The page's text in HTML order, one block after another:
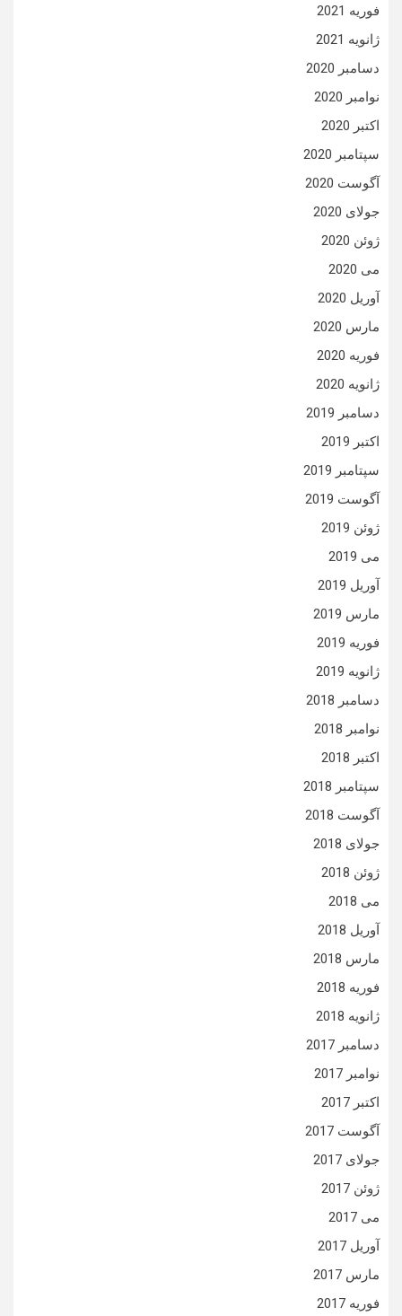
فوریه 2021
ژانویه 2021
دسامبر 2020
نوامبر 2020
اکتبر 2020
سپتامبر 2020
آگوست 2020
جولای 2020
ژوئن 2020
می 2020
آوریل 2020
مارس 2020
فوریه 2020
ژانویه 2020
دسامبر 2019
اکتبر 2019
سپتامبر 2019
آگوست 2019
ژوئن 2019
می 2019
آوریل 2019
مارس 2019
فوریه 2019
ژانویه 2019
دسامبر 2018
نوامبر 2018
اکتبر 2018
سپتامبر 2018
آگوست 2018
جولای 2018
ژوئن 2018
می 2018
آوریل 2018
مارس 2018
فوریه 2018
ژانویه 2018
دسامبر 2017
نوامبر 2017
اکتبر 2017
آگوست 2017
جولای 2017
ژوئن 2017
می 2017
آوریل 2017
مارس 2017
فوریه 2017